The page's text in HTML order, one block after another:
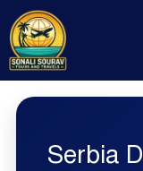
Serbia